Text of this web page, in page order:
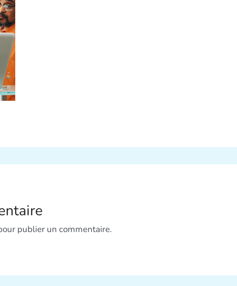
publier un commentaire.